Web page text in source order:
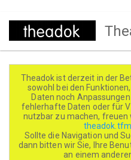
Direkt
Theadok ist derzeit in der
sowohl bei den
Daten noch
fehlerhafte Daten oder für
nutzbar zu machen, freuen
Sollte die Navigation und
dann bitten wir Sie, Ihre
an einem